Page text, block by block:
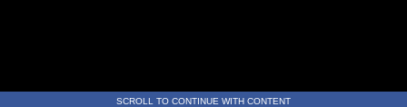
SCROLL TO CONTINUE WITH CONTENT